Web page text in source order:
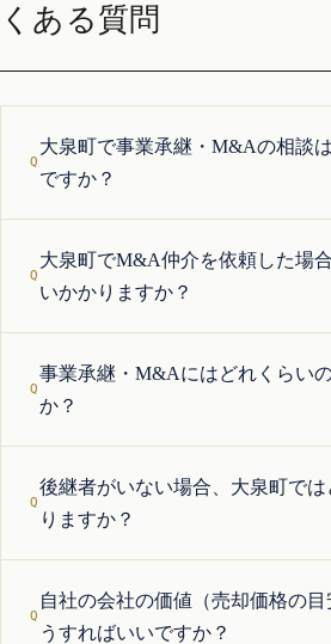
くある質問
大泉町で事業承継・M&Aの相談
ですか？
大泉町でM&A仲介を依頼した場
いかかりますか？
事業承継・M&Aにはどれくらい
か？
後継者がいない場合、大泉町で
りますか？
自社の会社の価値（売却価格の
うすればいいですか？